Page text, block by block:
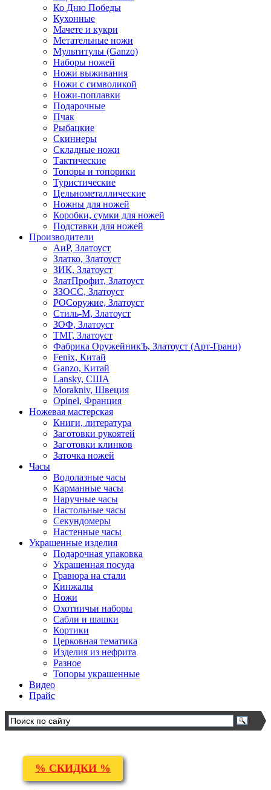
Ко Дню Победы
Кухонные
Мачете и кукри
Метательные ножи
Мультитулы (Ganzo)
Наборы ножей
Ножи выживания
Ножи с символикой
Ножи-поплавки
Подарочные
Пчак
Рыбацкие
Скиннеры
Складные ножи
Тактические
Топоры и топорики
Туристические
Цельнометаллические
Ножны для ножей
Коробки, сумки для ножей
Подставки для ножей
Производители
АиР, Златоуст
Златко, Златоуст
ЗИК, Златоуст
ЗлатПрофит, Златоуст
ЗЗОСС, Златоуст
РОСоружие, Златоуст
Стиль-М, Златоуст
ЗОФ, Златоуст
ТМГ, Златоуст
Фабрика ОружейникЪ, Златоуст (Арт-Грани)
Fenix, Китай
Ganzo, Китай
Lansky, США
Morakniv, Швеция
Opinel, Франция
Ножевая мастерская
Книги, литература
Заготовки рукоятей
Заготовки клинков
Заточка ножей
Часы
Водолазные часы
Карманные часы
Наручные часы
Настольные часы
Секундомеры
Настенные часы
Украшенные изделия
Подарочная упаковка
Украшенная посуда
Гравюра на стали
Кинжалы
Ножи
Охотничьи наборы
Сабли и шашки
Кортики
Церковная тематика
Изделия из нефрита
Разное
Топоры украшенные
Видео
Прайс
% СКИДКИ %